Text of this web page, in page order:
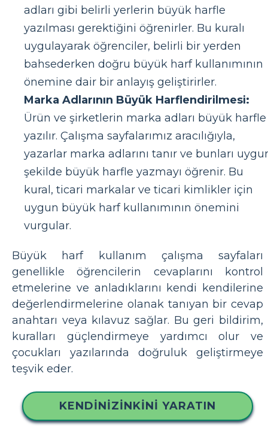
adları gibi belirli yerlerin büyük harfle
yazılması gerektiğini öğrenirler. Bu kuralı
uygulayarak öğrenciler, belirli bir yerden
bahsederken doğru büyük harf kullanımının
önemine dair bir anlayış geliştirirler.
Marka Adlarının Büyük Harflendirilmesi:
Ürün ve şirketlerin marka adları büyük harfle
yazılır. Çalışma sayfalarımız aracılığıyla,
yazarlar marka adlarını tanır ve bunları
şekilde büyük harfle yazmayı öğrenir. Bu
kural, ticari markalar ve ticari kimlikler için
uygun büyük harf kullanımının önemini
vurgular.
Büyük harf kullanım çalışma sayfaları
genellikle öğrencilerin cevaplarını kontrol
etmelerine ve anladıklarını kendi kendilerine
değerlendirmelerine olanak tanıyan bir cevap
anahtarı veya kılavuz sağlar. Bu geri bildirim,
kuralları güçlendirmeye yardımcı olur ve
çocukları yazılarında doğruluk geliştirmeye
teşvik eder.
KENDINIZINKINI YARATIN